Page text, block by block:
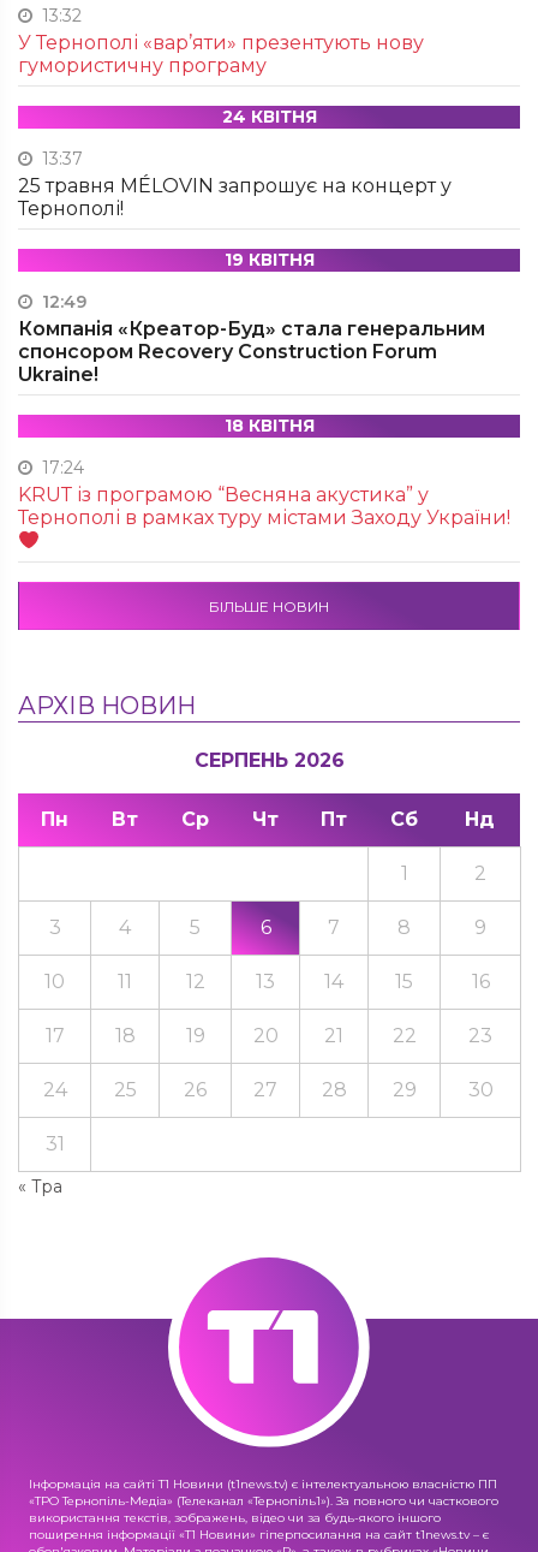
13:32
У Тернополі «вар’яти» презентують нову
гумористичну програму
24 КВІТНЯ
13:37
25 травня MÉLOVIN запрошує на концерт у
Тернополі!
19 КВІТНЯ
12:49
Компанія «Креатор-Буд» стала генеральним
спонсором Recovery Construction Forum
Ukraine!
18 КВІТНЯ
17:24
KRUТ із програмою “Весняна акустика” у
Тернополі в рамках туру містами Заходу України!
БІЛЬШЕ НОВИН
АРХІВ НОВИН
СЕРПЕНЬ 2026
Пн Вт Ср Чт Пт Сб Нд
« Тра
1 2
3 4 5 6 7 8 9
10 11 12 13 14 15 16
17 18 19 20 21 22 23
24 25 26 27 28 29 30
31
Інформація на сайті Т1 Новини (t1news.tv) є інтелектуальною власністю ПП
«ТРО Тернопіль-Медіа» (Телеканал «Тернопіль1»). За повного чи часткового
використання текстів, зображень, відео чи за будь-якого іншого
поширення інформації «Т1 Новини» гіперпосилання на сайт t1news.tv – є